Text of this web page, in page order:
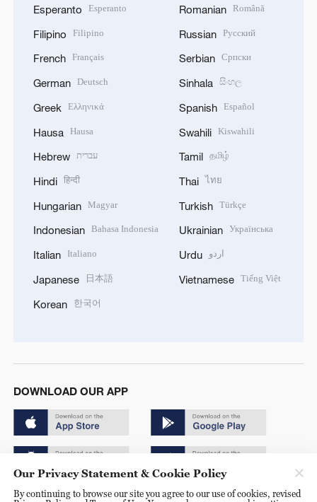
Esperanto Esperanto
Filipino Filipino
French Français
German Deutsch
Greek Ελληνικά
Hausa Hausa
Hebrew עברית
Hindi हिन्दी
Hungarian Magyar
Indonesian Bahasa Indonesia
Italian Italiano
Japanese 日本語
Korean 한국어
Romanian Română
Russian Русский
Serbian Српски
Sinhala සිංහල
Spanish Español
Swahili Kiswahili
Tamil தமிழ்
Thai ไทย
Turkish Türkçe
Ukrainian Українська
Urdu اردو
Vietnamese Tiếng Việt
DOWNLOAD OUR APP
Copyright © 2024 CGTN.
Our Privacy Statement & Cookie Policy
By continuing to browse our site you agree to our use of cookies, revised